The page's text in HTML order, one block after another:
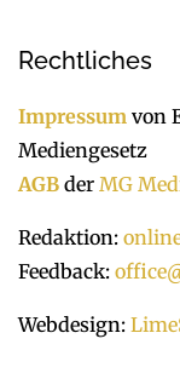
Rechtliches
Impressum von
Mediengesetz
AGB der MG
Redaktion:
Feedback:
Webdesign: